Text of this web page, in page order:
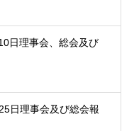
日理事会、総会及び
日理事会及び総会報